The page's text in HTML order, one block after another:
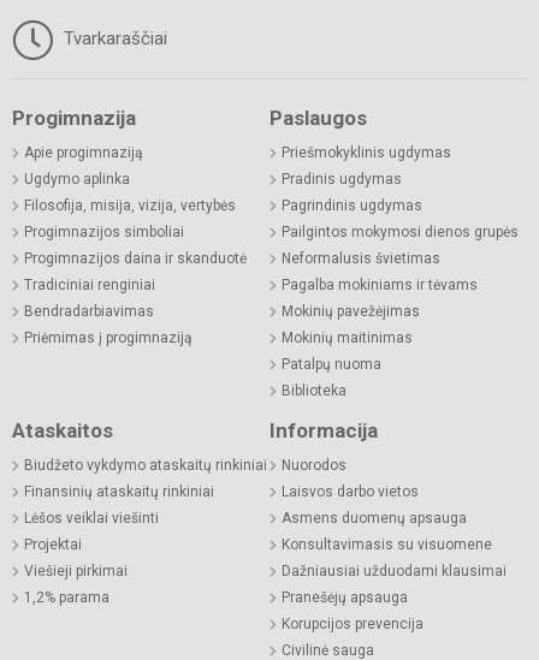
Tvarkaraščiai
Progimnazija
Apie progimnaziją
Ugdymo aplinka
Filosofija, misija, vizija, vertybės
Progimnazijos simboliai
Progimnazijos daina ir skanduotė
Tradiciniai renginiai
Bendradarbiavimas
Priėmimas į progimnaziją
Paslaugos
Priešmokyklinis ugdymas
Pradinis ugdymas
Pagrindinis ugdymas
Pailgintos mokymosi dienos grupės
Neformalusis švietimas
Pagalba mokiniams ir tėvams
Mokinių pavežėjimas
Mokinių maitinimas
Patalpų nuoma
Biblioteka
Ataskaitos
Biudžeto vykdymo ataskaitų rinkiniai
Finansinių ataskaitų rinkiniai
Lėšos veiklai viešinti
Projektai
Viešieji pirkimai
1,2% parama
Informacija
Nuorodos
Laisvos darbo vietos
Asmens duomenų apsauga
Konsultavimasis su visuomene
Dažniausiai užduodami klausimai
Pranešėjų apsauga
Korupcijos prevencija
Civilinė sauga